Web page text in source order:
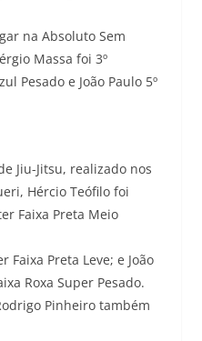
na Absoluto Sem
Massa foi 3º
Pesado e João Paulo 5º
Jiu-Jitsu, realizado nos
Hércio Teófilo foi
Faixa Preta Meio
Faixa Preta Leve; e João
Roxa Super Pesado.
Pinheiro também